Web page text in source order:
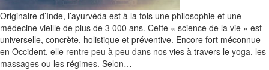
Originaire d’Inde, l’ayurvéda est à la fois une philosophie et une
médecine vieille de plus de 3 000 ans. Cette « science de la vie » est
universelle, concrète, holistique et préventive. Encore fort méconnue
en Occident, elle rentre peu à peu dans nos vies à travers le yoga, les
massages ou les régimes. Selon…